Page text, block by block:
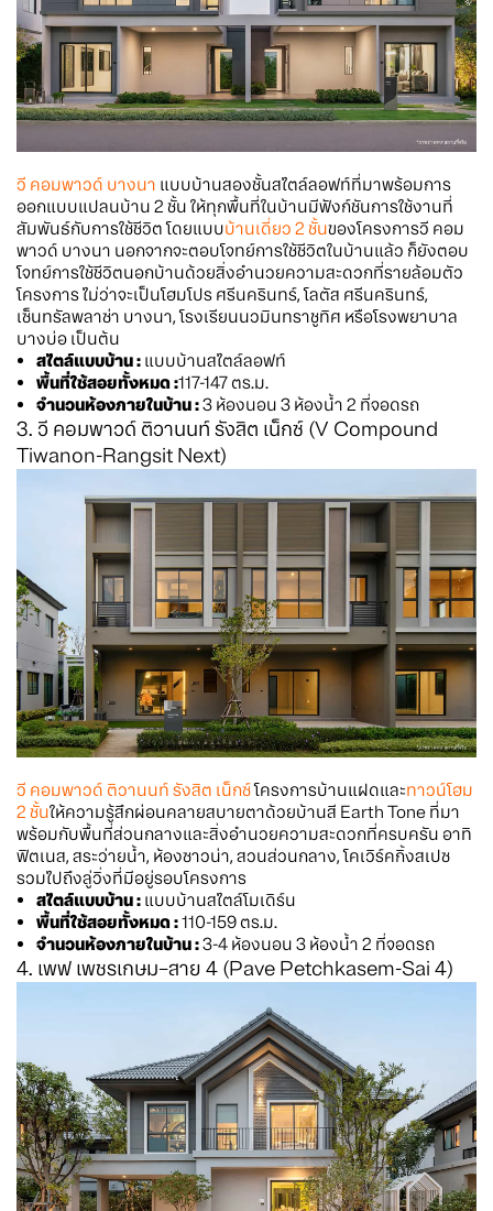
วี คอมพาวด์ บางนา แบบบ้านสองชั้นสไตล์ลอฟท์ที่มาพร้อมการ
ออกแบบแปลนบ้าน 2 ชั้น ให้ทุกพื้นที่ในบ้านมีฟังก์ชันการใช้งานที่
สัมพันธ์กับการใช้ชีวิต โดยแบบบ้านเดี่ยว 2 ชั้นของโครงการวี คอม
พาวด์ บางนา นอกจากจะตอบโจทย์การใช้ชีวิตในบ้านแล้ว ก็ยังตอบ
โจทย์การใช้ชีวิตนอกบ้านด้วยสิ่งอำนวยความสะดวกที่รายล้อมตัว
โครงการ ไม่ว่าจะเป็นโฮมโปร ศรีนครินทร์, โลตัส ศรีนครินทร์,
เซ็นทรัลพลาซ่า บางนา, โรงเรียนนวมินทราชูทิศ หรือโรงพยาบาล
บางบ่อ เป็นต้น
สไตล์แบบบ้าน : แบบบ้านสไตล์ลอฟท์
พื้นที่ใช้สอยทั้งหมด :117-147 ตร.ม.
จำนวนห้องภายในบ้าน :3 ห้องนอน 3 ห้องน้ำ 2 ที่จอดรถ
3. วี คอมพาวด์ ติวานนท์ รังสิต เน็กซ์ (V Compound
Tiwanon-Rangsit Next)
วี คอมพาวด์ ติวานนท์ รังสิต เน็กซ์โครงการบ้านแฝดและทาวน์โฮม
2 ชั้นให้ความรู้สึกผ่อนคลายสบายตาด้วยบ้านสี Earth Tone ที่มา
พร้อมกับพื้นที่ส่วนกลางและสิ่งอำนวยความสะดวกที่ครบครัน อาทิ
ฟิตเนส, สระว่ายน้ำ, ห้องซาวน่า, สวนส่วนกลาง, โคเวิร์คกิ้งสเปซ
รวมไปถึงลู่วิ่งที่มีอยู่รอบโครงการ
สไตล์แบบบ้าน : แบบบ้านสไตล์โมเดิร์น
พื้นที่ใช้สอยทั้งหมด :110-159 ตร.ม.
จำนวนห้องภายในบ้าน :3-4 ห้องนอน 3 ห้องน้ำ 2 ที่จอดรถ
4. เพฟ เพชรเกษม–สาย 4 (Pave Petchkasem-Sai 4)